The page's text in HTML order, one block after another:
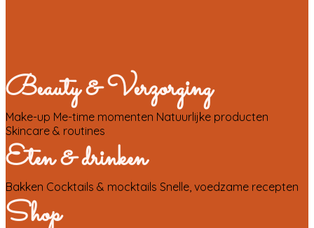
Beauty & Verzorging
Make-up Me-time momenten Natuurlijke producten
Skincare & routines
Eten & drinken
Bakken Cocktails & mocktails Snelle, voedzame recepten
Shop